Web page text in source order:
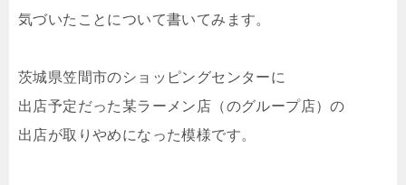
気づいたことについて書いてみます。
茨城県笠間市のショッピングセンターに
出店予定だった某ラーメン店（のグループ店）の
出店が取りやめになった模様です。